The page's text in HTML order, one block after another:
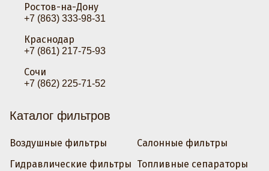
Ростов-на-Дону
+7 (863) 333-98-31
Краснодар
+7 (861) 217-75-93
Сочи
+7 (862) 225-71-52
Каталог фильтров
Воздушные фильтры
Гидравлические фильтры
Салонные фильтры
Топливные сепараторы